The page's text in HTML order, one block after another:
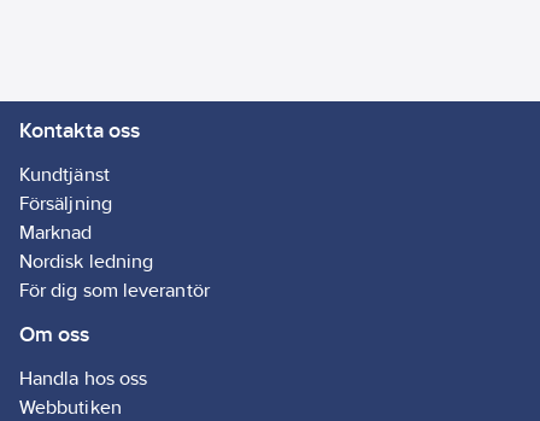
Kontakta oss
Kundtjänst
Försäljning
Marknad
Nordisk ledning
För dig som leverantör
Om oss
Handla hos oss
Webbutiken